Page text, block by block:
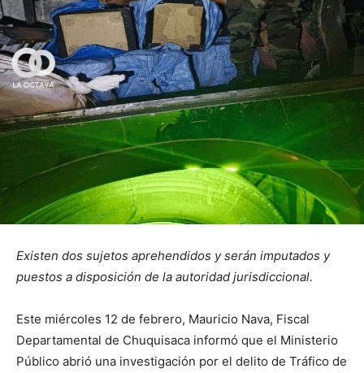
Existen dos sujetos aprehendidos y serán imputados y
puestos a disposición de la autoridad jurisdiccional.
Este miércoles 12 de febrero, Mauricio Nava, Fiscal
Departamental de Chuquisaca informó que el Ministerio
Público abrió una investigación por el delito de Tráfico de